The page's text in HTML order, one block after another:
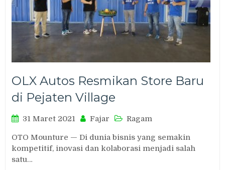
OLX Autos Resmikan Store Baru
di Pejaten Village
31 Maret 2021 Fajar Ragam
OTO Mounture — Di dunia bisnis yang semakin
kompetitif, inovasi dan kolaborasi menjadi salah
satu…